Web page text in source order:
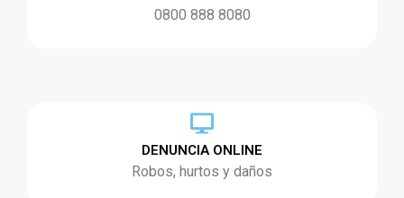
0800 888 8080
DENUNCIA ONLINE
Robos, hurtos y daños